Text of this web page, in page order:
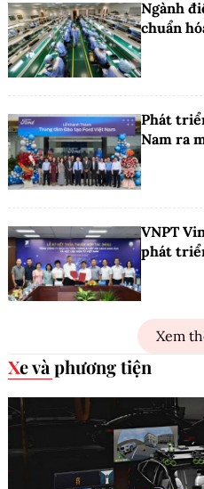
Ngành
chuẩn
Phát
Nam ra
VNPT
phát
Xem
Xe và phương tiện